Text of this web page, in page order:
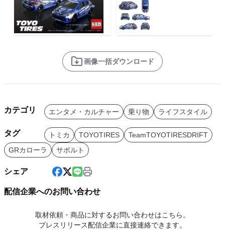
画像一括ダウンロード
カテゴリ エンタメ・カルチャー 乗り物 ライフスタイル
タグ トミカ TOYOTIRES
TeamTOYOTIRESDRIFT
GRカローラ
サポルト
シェア
配信企業へのお問い合わせ
取材依頼・商品に対するお問い合わせはこちら。
プレスリリース配信企業に直接連絡できます。